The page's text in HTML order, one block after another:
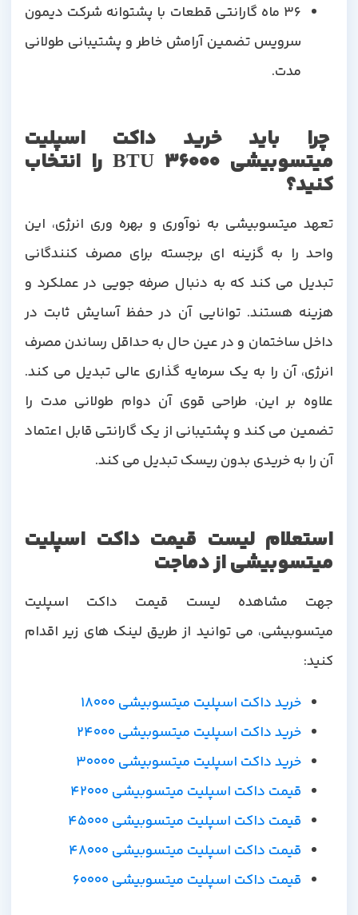
36 ماه گارانتی قطعات با پشتوانه شرکت دیمون
سرویس تضمین آرامش خاطر و پشتیبانی طولانی
مدت.
چرا باید خرید داکت اسپلیت
میتسوبیشی 36000 BTU را انتخاب
کنید؟
تعهد میتسوبیشی به نوآوری و بهره وری انرژی، این
واحد را به گزینه ای برجسته برای مصرف کنندگانی
تبدیل می کند که به دنبال صرفه جویی در عملکرد و
هزینه هستند. توانایی آن در حفظ آسایش ثابت در
داخل ساختمان و در عین حال به حداقل رساندن مصرف
انرژی، آن را به یک سرمایه گذاری عالی تبدیل می کند.
علاوه بر این، طراحی قوی آن دوام طولانی مدت را
تضمین می کند و پشتیبانی از یک گارانتی قابل اعتماد
آن را به خریدی بدون ریسک تبدیل می کند.
استعلام لیست قیمت داکت اسپلیت
میتسوبیشی از دماجت
جهت مشاهده لیست قیمت داکت اسپلیت
میتسوبیشی، می توانید از طریق لینک های زیر اقدام
کنید:
خرید داکت اسپلیت میتسوبیشی 18000
خرید داکت اسپلیت میتسوبیشی 24000
خرید داکت اسپلیت میتسوبیشی 30000
قیمت داکت اسپلیت میتسوبیشی 42000
قیمت داکت اسپلیت میتسوبیشی 45000
قیمت داکت اسپلیت میتسوبیشی 48000
قیمت داکت اسپلیت میتسوبیشی 60000